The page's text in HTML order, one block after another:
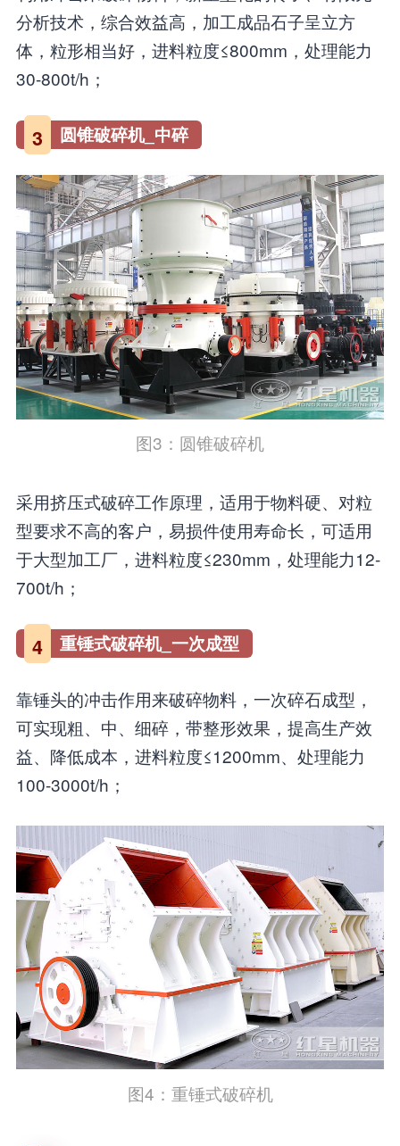
分析技术，综合效益高，加工成品石子呈立方
体，粒形相当好，进料粒度≤800mm，处理能力
30-800t/h；
3 圆锥破碎机_中碎
图3：圆锥破碎机
采用挤压式破碎工作原理，适用于物料硬、对粒
型要求不高的客户，易损件使用寿命长，可适用
于大型加工厂，进料粒度≤230mm，处理能力12-
700t/h；
4 重锤式破碎机_一次成型
靠锤头的冲击作用来破碎物料，一次碎石成型，
可实现粗、中、细碎，带整形效果，提高生产效
益、降低成本，进料粒度≤1200mm、处理能力
100-3000t/h；
图4：重锤式破碎机